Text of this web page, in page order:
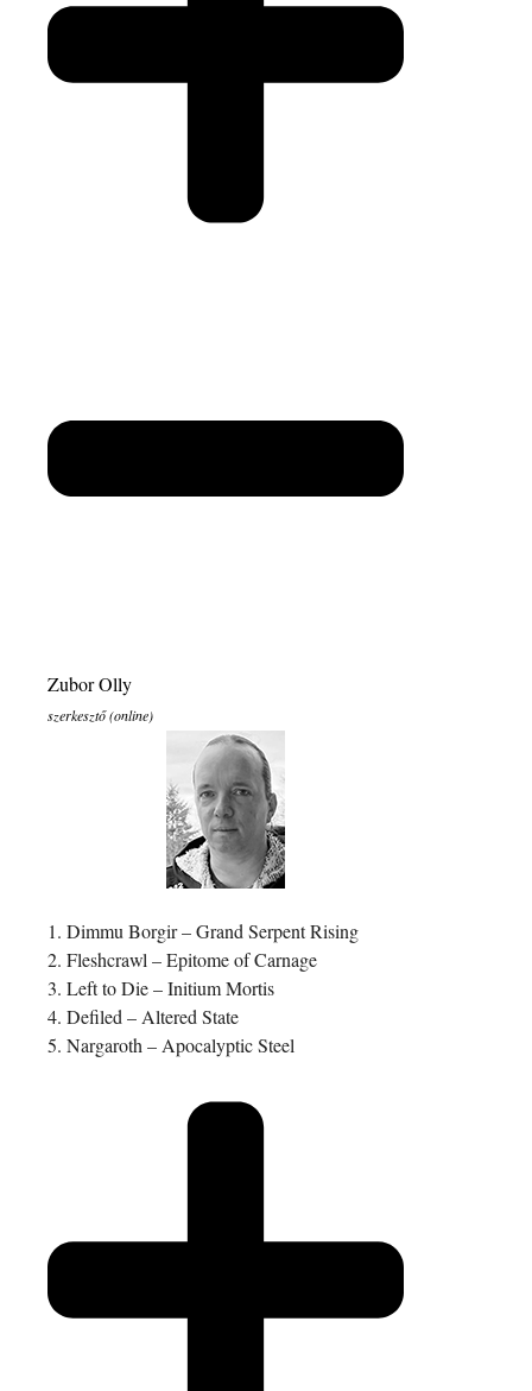
Zubor Olly
szerkesztő (online)
1. Dimmu Borgir – Grand Serpent Rising
2. Fleshcrawl – Epitome of Carnage
3. Left to Die – Initium Mortis
4. Defiled – Altered State
5. Nargaroth – Apocalyptic Steel